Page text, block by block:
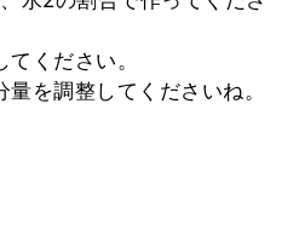
ください。
を調整してくださいね。